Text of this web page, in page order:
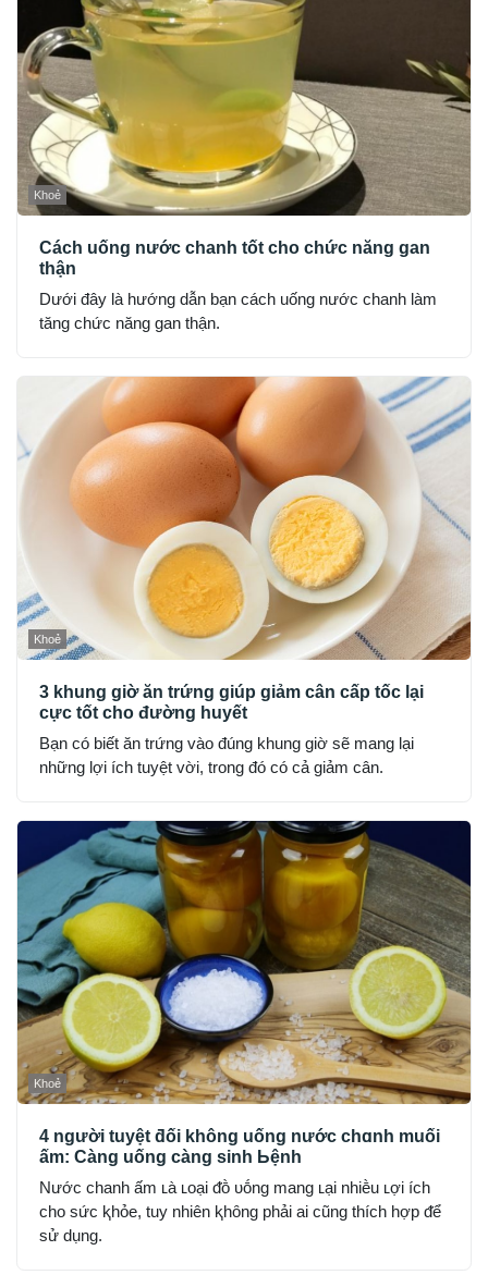
Khoẻ
Cách uống nước chanh tốt cho chức năng gan
thận
Dưới đây là hướng dẫn bạn cách uống nước chanh làm
tăng chức năng gan thận.
Khoẻ
3 khung giờ ăn trứng giúp giảm cân cấp tốc lại
cực tốt cho đường huyết
Bạn có biết ăn trứng vào đúng khung giờ sẽ mang lại
những lợi ích tuyệt vời, trong đó có cả giảm cân.
Khoẻ
4 người tuyệt ƌối không uống nước chɑnh muối
ấm: Càng uống càng sinh Ьệnh
Nước chanh ấm ʟà ʟoại ᵭṑ ᴜṓng mang ʟại nhiḕu ʟợi ích
cho sức ⱪhỏe, tuy nhiên ⱪhȏng phải ai cũng thích hợp ᵭể
sử dụng.